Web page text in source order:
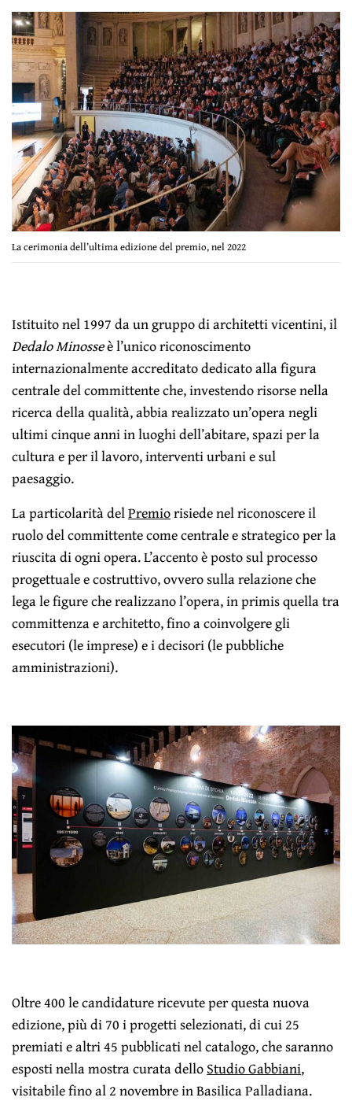
La cerimonia dell’ultima edizione del premio, nel 2022
Istituito nel 1997 da un gruppo di architetti vicentini, il
Dedalo Minosseè l’unico riconoscimento
internazionalmente accreditato dedicato alla figura
centrale del committente che, investendo risorse nella
ricerca della qualità, abbia realizzato un’opera negli
ultimi cinque anni in luoghi dell’abitare, spazi per la
cultura e per il lavoro, interventi urbani e sul
paesaggio.
La particolarità delPremiorisiede nel riconoscere il
ruolo del committente come centrale e strategico per la
riuscita di ogni opera. L’accento è posto sul processo
progettuale e costruttivo, ovvero sulla relazione che
lega le figure che realizzano l’opera, in primis quella tra
committenza e architetto, fino a coinvolgere gli
esecutori (le imprese) e i decisori (le pubbliche
amministrazioni).
Oltre 400 le candidature ricevute per questa nuova
edizione, più di 70 i progetti selezionati, di cui 25
premiati e altri 45 pubblicati nel catalogo, che saranno
esposti nella mostra curata delloStudio Gabbiani,
visitabile fino al 2 novembre in Basilica Palladiana.